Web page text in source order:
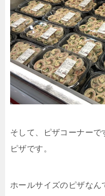
そして、ピザコーナー
ピザです。
ホールサイズのピザなん